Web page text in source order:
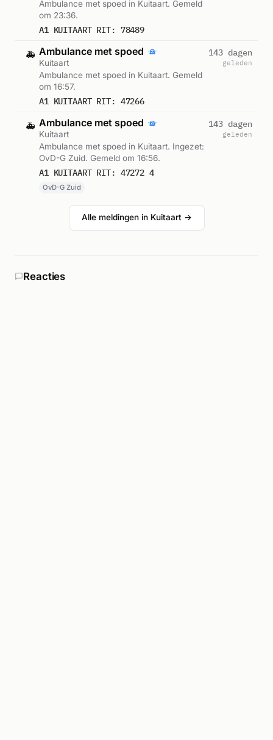
Ambulance met spoed in Kuitaart. Gemeld
om 23:36.
A1 KUITAART RIT: 78489
🚑 Ambulance met spoed
Kuitaart
Ambulance met spoed in Kuitaart. Gemeld
om 16:57.
A1 KUITAART RIT: 47266
143 dagen
geleden
🚑 Ambulance met spoed
Kuitaart
Ambulance met spoed in Kuitaart. Ingezet:
OvD-G Zuid. Gemeld om 16:56.
A1 KUITAART RIT: 47272 4
OvD-G Zuid
143 dagen
geleden
Alle meldingen in Kuitaart →
Reacties